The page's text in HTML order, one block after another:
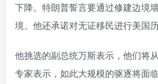
下降。特朗普誓言要通过修建边境
境。他还承诺对无证移民进行美国
他挑选的副总统万斯表示，他们将
专家表示，如此大规模的驱逐将面